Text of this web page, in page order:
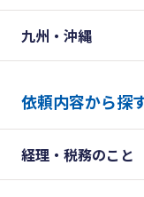
九州・沖縄
依頼内容から探
経理・税務のこと